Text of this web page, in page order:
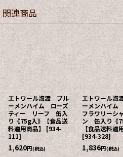
関連商品
エトワール海渡 ブル
ーメンハイム ローズ
ティー リーフ 缶入
り《75g入》【食品送
料適用商品】
[934-
111]
1,620円(税込)
エトワール
ーメンハイム
フラワリーシ
ン 缶入り《
【食品送料適
[934-328]
1,836円(税込)